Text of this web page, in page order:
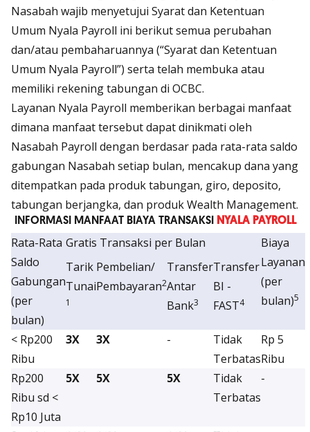
Nasabah wajib menyetujui Syarat dan Ketentuan
Umum Nyala Payroll ini berikut semua perubahan
dan/atau pembaharuannya (“Syarat dan Ketentuan
Umum Nyala Payroll”) serta telah membuka atau
memiliki rekening tabungan di OCBC.
Layanan Nyala Payroll memberikan berbagai manfaat
dimana manfaat tersebut dapat dinikmati oleh
Nasabah Payroll dengan berdasar pada rata-rata saldo
gabungan Nasabah setiap bulan, mencakup dana yang
ditempatkan pada produk tabungan, giro, deposito,
tabungan berjangka, dan produk Wealth Management.
INFORMASI MANFAAT BIAYA TRANSAKSI NYALA PAYROLL
Rata-Rata
Saldo
Gabungan
(per
bulan)
Gratis Transaksi per Bulan
Biaya
Layanan
(per
bulan)5
Tarik
Tunai
1
Pembelian/
Pembayaran2
Transfer
Antar
Bank3
Transfer
BI -
FAST4
< Rp200
Ribu
3X 3X -
Tidak
Terbatas
Rp 5
Ribu
Rp200
Ribu sd <
Rp10 Juta
5X 5X 5X
Tidak
Terbatas
-